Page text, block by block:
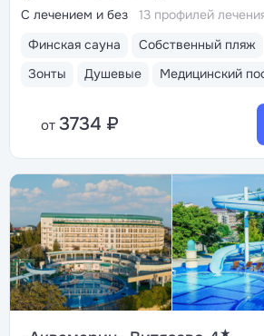
Финская сауна Собственный пляж
Зонты
Душевые Медицинский
С лечением и без 13 профилей
от 3734 ₽